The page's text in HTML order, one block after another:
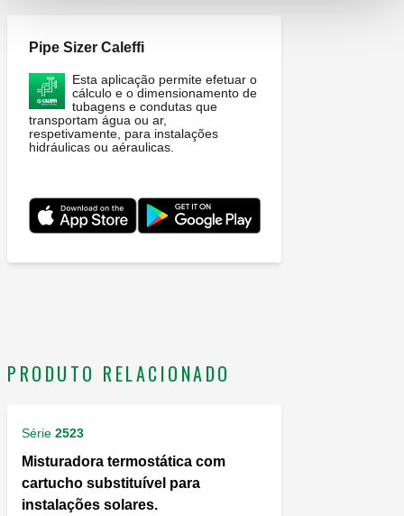
Pipe Sizer Caleffi
Esta aplicação permite efetuar o
cálculo e o dimensionamento de
tubagens e condutas que
transportam água ou ar,
respetivamente, para instalações
hidráulicas ou aéraulicas.
PRODUTO RELACIONADO
Série 2523
Misturadora termostática com
cartucho substituível para
instalações solares.